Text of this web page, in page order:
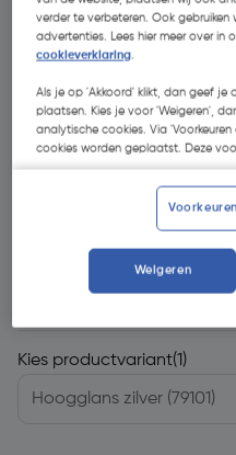
€ 249,00 | Excl. btw
Kies productvariant(1)
verder te verbeteren. Ook
advertenties. Lees hier meer over in
cookieverklaring.
Als je op 'Akkoord' klikt, dan geef je
plaatsen. Kies je voor 'Weigeren',
analytische cookies. Via
cookies worden geplaatst. Deze
Weigeren